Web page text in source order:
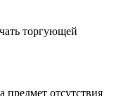
торгующей
отсутствия